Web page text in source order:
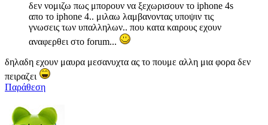
δεν νομιζω πως μπορουν να ξεχωρισουν το iphone 4s
απο το iphone 4.. μιλαω λαμβανοντας υποψιν τις
γνωσεις των υπαλληλων.. που κατα καιρους εχουν
αναφερθει στο forum...
δηλαδη εχουν μαυρα μεσανυχτα ας το πουμε αλλη μια φορα δεν
πειραζει
Παράθεση